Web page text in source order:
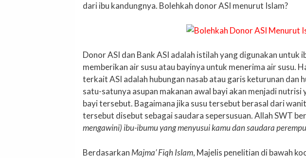
dari ibu kandungnya. Bolehkah donor ASI menurut Islam?
Donor ASI dan Bank ASI adalah istilah yang digunakan untuk
memberikan air susu atau bayinya untuk menerima air susu.
terkait ASI adalah hubungan nasab atau garis keturunan dan
satu-satunya asupan makanan awal bayi akan menjadi
bayi tersebut. Bagaimana jika susu tersebut berasal dari
tersebut disebut sebagai saudara sepersusuan. Allah SWT
mengawini) ibu-ibumu yang menyusui kamu dan saudara
Berdasarkan Majma’ Fiqh Islam, Majelis penelitian di bawah